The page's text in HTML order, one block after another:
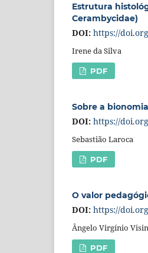
Estrutura
Cerambycidae)
DOI: https://
Irene da Silva
PDF
Sobre a
DOI: https://
Sebastião Laroca
PDF
O valor
DOI: https://
Ângelo Virgínio
PDF